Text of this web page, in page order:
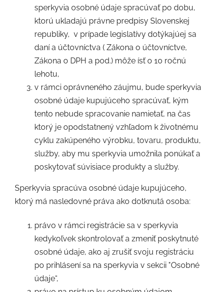
sperkyvia osobné údaje spracúvať po dobu,
ktorú ukladajú právne predpisy Slovenskej
republiky, v prípade legislatívy dotýkajúej sa
daní a účtovníctva ( Zákona o účtovníctve,
Zákona o DPH a pod.) môže ísť o 10 ročnú
lehotu,
v rámci oprávneného záujmu, bude sperkyvia
osobné údaje kupujúceho spracúvať, kým
tento nebude spracovanie namietať, na čas
ktorý je opodstatnený vzhľadom k životnému
cyklu zakúpeného výrobku, tovaru, produktu,
služby, aby mu sperkyvia umožnila ponúkať a
poskytovať súvisiace produkty a služby.
Sperkyvia spracúva osobné údaje kupujúceho,
ktorý má nasledovné práva ako dotknutá osoba:
právo v rámci registrácie sa v sperkyvia
kedykoľvek skontrolovať a zmeniť poskytnuté
osobné údaje, ako aj zrušiť svoju registráciu
po prihlásení sa na sperkyvia v sekcii "Osobné
údaje“,